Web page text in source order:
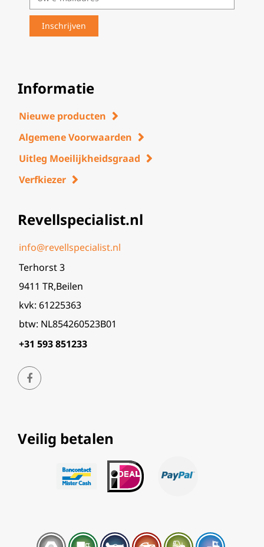
Informatie
Nieuwe producten
Algemene Voorwaarden
Uitleg Moeilijkheidsgraad
Verfkiezer
Revellspecialist.nl
info@revellspecialist.nl
Terhorst 3
9411 TR,Beilen
kvk: 61225363
btw: NL854260523B01
+31 593 851233
Veilig betalen